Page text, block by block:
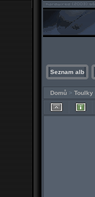
Seznam alb
Domů > Toulky